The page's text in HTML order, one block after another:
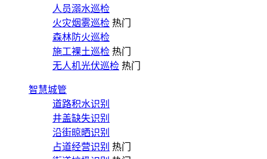
人员溺水巡检
火灾烟雾巡检 热门
森林防火巡检
施工裸土巡检 热门
无人机光伏巡检 热门
智慧城管
道路积水识别
井盖缺失识别
沿街晾晒识别
占道经营识别 热门